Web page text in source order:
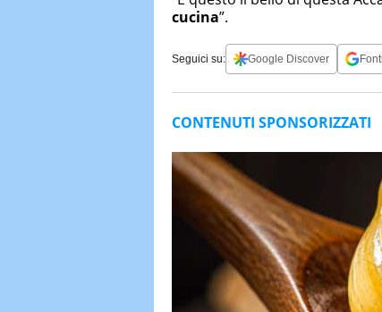
cucina”.
Seguici su: Google Discover